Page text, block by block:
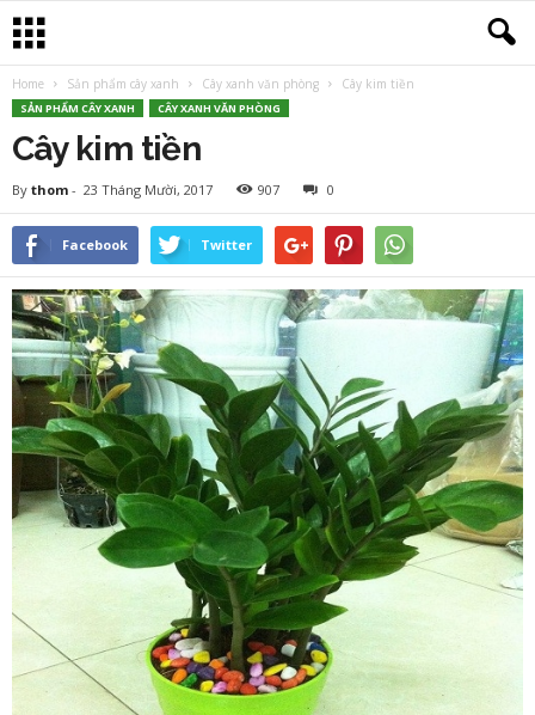
Home Sản phẩm cây xanh Cây xanh văn phòng Cây kim tiền
SẢN PHẨM CÂY XANH CÂY XANH VĂN PHÒNG
Cây kim tiền
By thom - 23 Tháng Mười, 2017 907 0
Facebook Twitter